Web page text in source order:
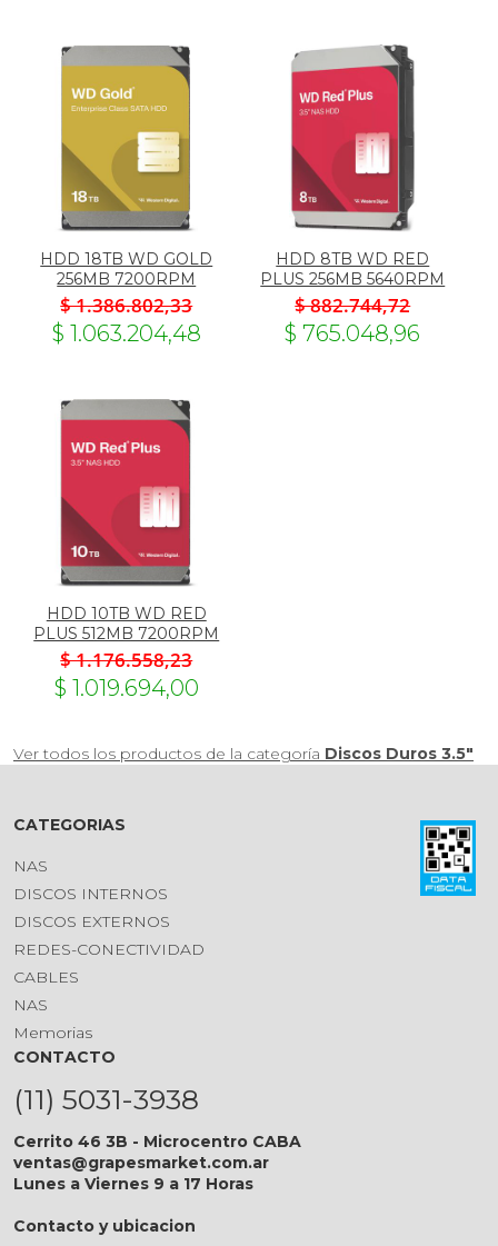
HDD 18TB WD GOLD
256MB 7200RPM
$ 1.386.802,33
$ 1.063.204,48
HDD 8TB WD RED
PLUS 256MB 5640RPM
$ 882.744,72
$ 765.048,96
HDD 10TB WD RED
PLUS 512MB 7200RPM
$ 1.176.558,23
$ 1.019.694,00
Ver todos los productos de la categoría Discos Duros 3.5"
CATEGORIAS
NAS
DISCOS INTERNOS
DISCOS EXTERNOS
REDES-CONECTIVIDAD
CABLES
NAS
Memorias
CONTACTO
(11) 5031-3938
Cerrito 46 3B - Microcentro CABA
ventas@grapesmarket.com.ar
Lunes a Viernes 9 a 17 Horas
Contacto y ubicacion